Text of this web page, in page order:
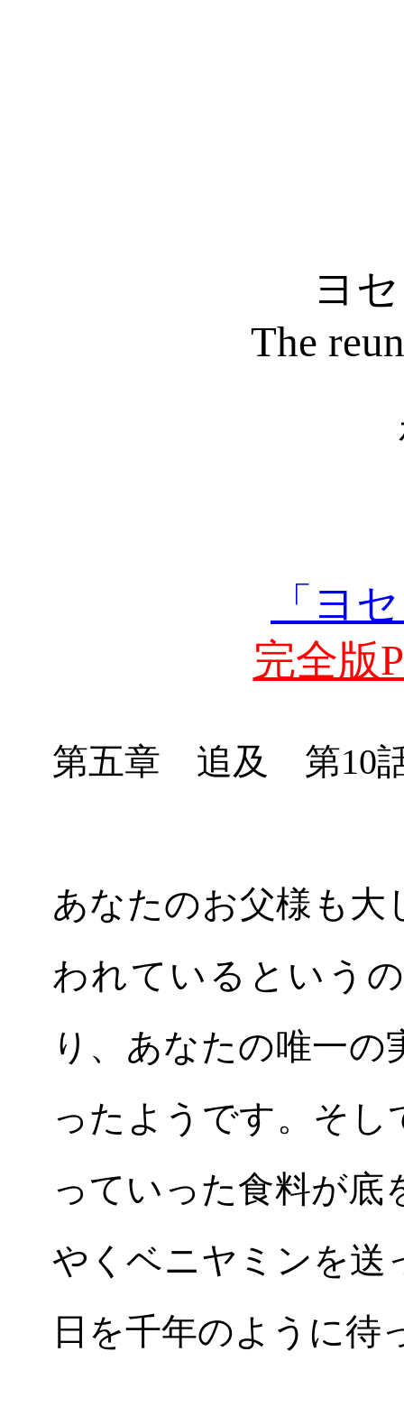
ヨ
The
「ヨ
完全版
第五章 追及 第10
あなたのお父様も大
われているという
り、あなたの唯一
ったようです。そ
っていった食料が
やくベニヤミンを送
日を千年のように待